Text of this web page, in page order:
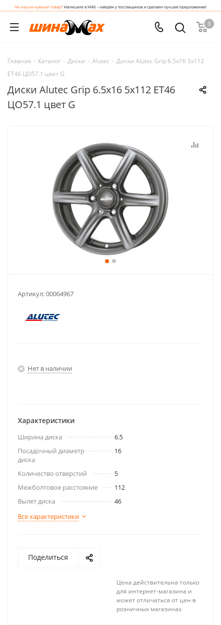
0
Главная - Каталог - Диски - Alutec - Диски Alutec Grip 6.5x16 5x112
ET46 ЦО57.1 цвет G
Диски Alutec Grip 6.5x16 5x112 ET46
ЦО57.1 цвет G
Артикул:00064967
Нет в наличии
Характеристики
Ширина диска
6.5
Посадочный диаметр
диска
16
Количество отверстий
5
Межболтовое расстояние
112
Вылет диска
46
Все характеристики
Поделиться
Цена действительна только
для интернет-магазина и
может отличаться от цен в
розничных магазинах